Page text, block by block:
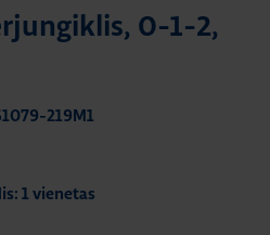
0-1-2,
219M1
1 vienetas